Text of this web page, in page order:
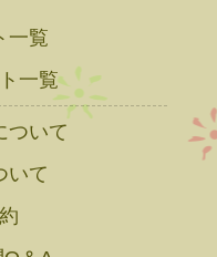
一覧
一覧
ついて
いて